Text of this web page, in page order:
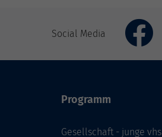
Social Media
Programm
Gesellschaft - junge vhs